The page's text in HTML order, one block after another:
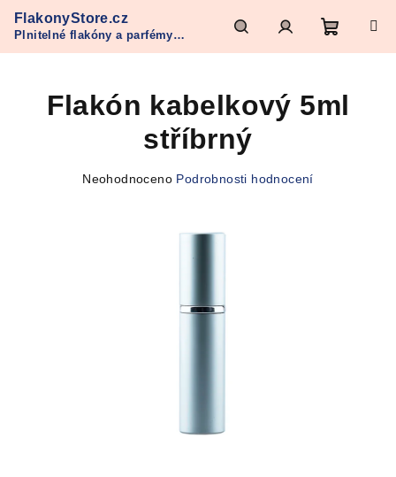
obsah
FlakonyStore.cz
Plnitelné flakóny a parfémy
Refan
HledatPřihlášeníNákupní
košík
Flakón kabelkový 5ml
stříbrný
Průměrné
Neohodnoceno Podrobnosti hodnocení